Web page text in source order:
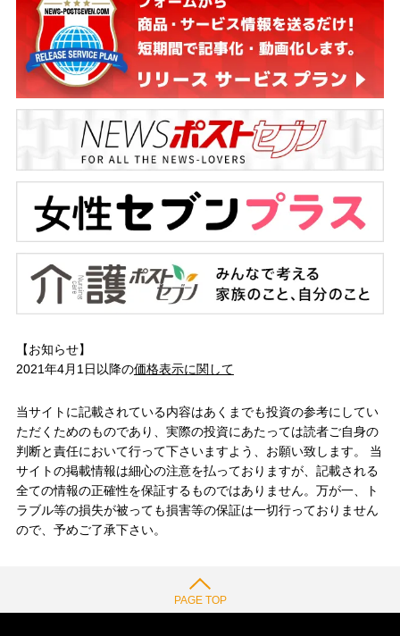
【お知らせ】
2021年4月1日以降の価格表示に関して
当サイトに記載されている内容はあくまでも投資の参考にしてい
ただくためのものであり、実際の投資にあたっては読者ご自身の
判断と責任において行って下さいますよう、お願い致します。 当
サイトの掲載情報は細心の注意を払っておりますが、記載される
全ての情報の正確性を保証するものではありません。万が一、ト
ラブル等の損失が被っても損害等の保証は一切行っておりません
ので、予めご了承下さい。
PAGE TOP